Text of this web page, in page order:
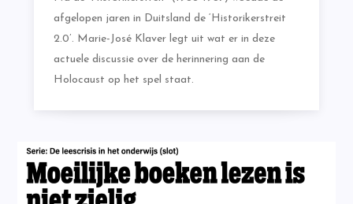
afgelopen jaren in Duitsland de ‘Historikerstreit
2.0’. Marie-José Klaver legt uit wat er in deze
actuele discussie over de herinnering aan de
Holocaust op het spel staat.